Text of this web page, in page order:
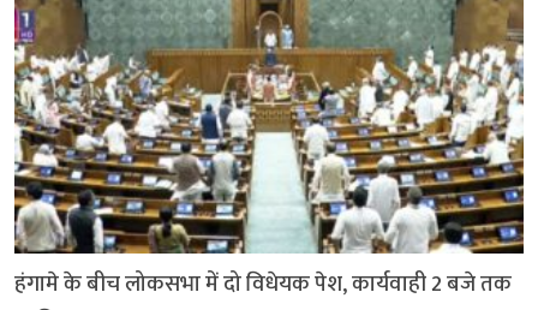
हंगामे के बीच लोकसभा में दो विधेयक पेश, कार्यवाही 2 बजे तक